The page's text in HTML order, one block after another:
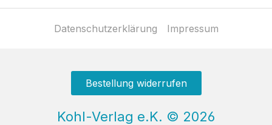
Datenschutzerklärung Impressum
Bestellung widerrufen
Kohl-Verlag e.K. © 2026